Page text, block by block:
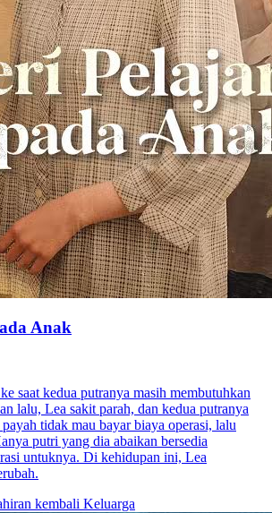
Anak
saat kedua putranya masih membutuhkan
lalu, Lea sakit parah, dan kedua putranya
tidak mau bayar biaya operasi, lalu
putri yang dia abaikan bersedia
untuknya. Di kehidupan ini, Lea
kembali Keluarga